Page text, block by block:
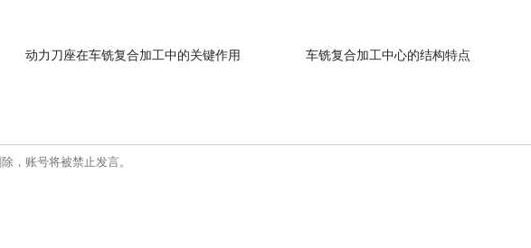
动力刀座在车铣复合加工中的关键作用 车铣复合加工中心的结构特点